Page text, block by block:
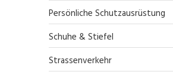
Persönliche Schutzausrüstung
Schuhe & Stiefel
Strassenverkehr